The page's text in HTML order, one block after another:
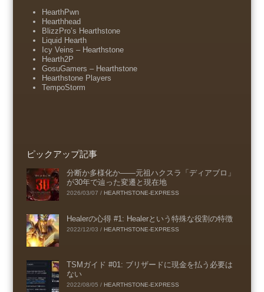
HearthPwn
Hearthhead
BlizzPro’s Hearthstone
Liquid Hearth
Icy Veins – Hearthstone
Hearth2P
GosuGamers – Hearthstone
Hearthstone Players
TempoStorm
ピックアップ記事
分断か多様化か――元祖ハクスラ「ディアブロ」
が30年で辿った変遷と現在地
2026/03/07 / HEARTHSTONE-EXPRESS
Healerの心得 #1: Healerという特殊な役割の特徴
2022/12/03 / HEARTHSTONE-EXPRESS
TSMガイド #01: ブリザードに現金を払う必要は
ない
2022/08/05 / HEARTHSTONE-EXPRESS